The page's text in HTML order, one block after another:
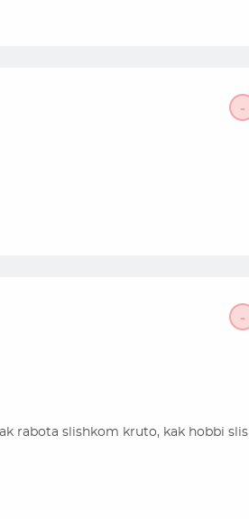
-
-
rabota slishkom kruto, kak hobbi